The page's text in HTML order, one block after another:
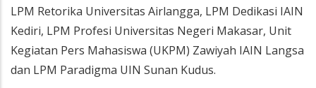
LPM Retorika Universitas Airlangga, LPM Dedikasi IAIN
Kediri, LPM Profesi Universitas Negeri Makasar, Unit
Kegiatan Pers Mahasiswa (UKPM) Zawiyah IAIN Langsa
dan LPM Paradigma UIN Sunan Kudus.